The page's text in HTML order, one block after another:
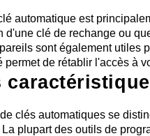
automatique est
d'une clé de rechange ou
sont également utiles
permet de rétablir l'accès à
clés automatiques se
plupart des outils de